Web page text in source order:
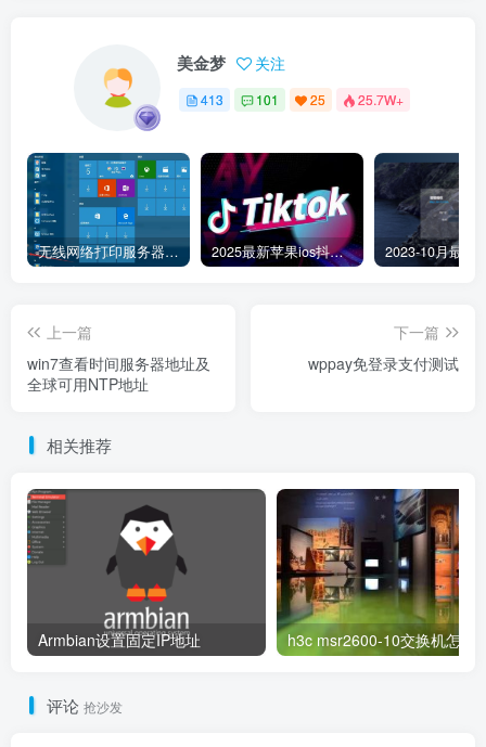
美金梦 关注
413 101 25 25.7W+
无线网络打印服务器连接和添加打印机教程 2025最新苹果ios抖音tiktok国际版免拔卡版本
上一篇
win7查看时间服务器地址及
全球可用NTP地址
下一篇
wppay免登录支付测试
相关推荐
Armbian设置固定IP地址
评论 抢沙发